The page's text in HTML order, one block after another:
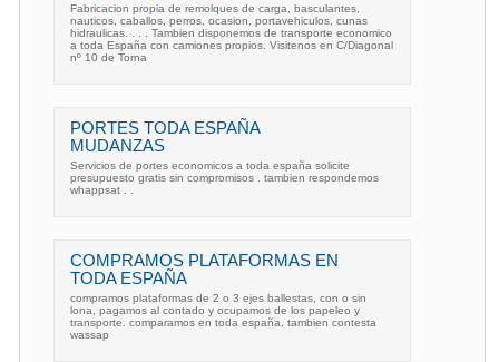
Fabricacion propia de remolques de carga, basculantes,
nauticos, caballos, perros, ocasion, portavehiculos, cunas
hidraulicas. . . . Tambien disponemos de transporte economico
a toda España con camiones propios. Visitenos en C/Diagonal
nº 10 de Torna
PORTES TODA ESPAÑA
MUDANZAS
Servicios de portes economicos a toda españa solicite
presupuesto gratis sin compromisos . tambien respondemos
whappsat . .
COMPRAMOS PLATAFORMAS EN
TODA ESPAÑA
compramos plataformas de 2 o 3 ejes ballestas, con o sin
lona, pagamos al contado y ocupamos de los papeleo y
transporte. comparamos en toda españa. tambien contesta
wassap